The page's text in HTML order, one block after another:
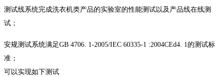
测试线系统完成洗衣机类产品的实验室的性能测试以及产品线在线测
试；
安规测试系统满足GB 4706. 1-2005/IEC 60335-1 :2004CEd4. 1的测试标
准；
可以实现如下测试